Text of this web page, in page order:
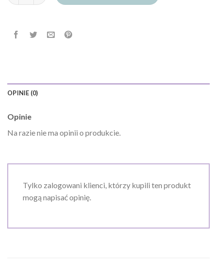
OPINIE (0)
Opinie
Na razie nie ma opinii o produkcie.
Tylko zalogowani klienci, którzy kupili ten produkt
mogą napisać opinię.